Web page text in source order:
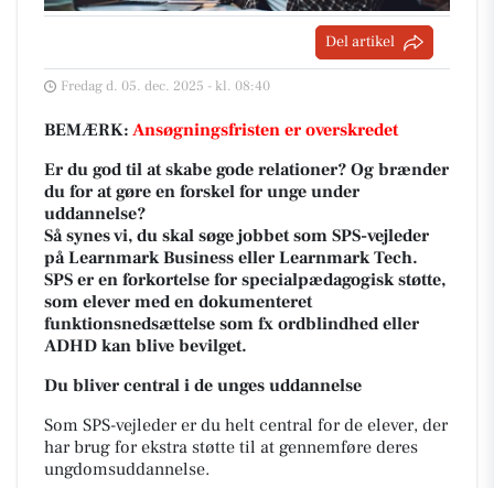
Del artikel
Fredag d. 05. dec. 2025 - kl. 08:40
BEMÆRK: Ansøgningsfristen er overskredet
Er du god til at skabe gode relationer? Og brænder
du for at gøre en forskel for unge under
uddannelse?
Så synes vi, du skal søge jobbet som SPS-vejleder
på Learnmark Business eller Learnmark Tech.
SPS er en forkortelse for specialpædagogisk støtte,
som elever med en dokumenteret
funktionsnedsættelse som fx ordblindhed eller
ADHD kan blive bevilget.
Du bliver central i de unges uddannelse
Som SPS-vejleder er du helt central for de elever, der
har brug for ekstra støtte til at gennemføre deres
ungdomsuddannelse.